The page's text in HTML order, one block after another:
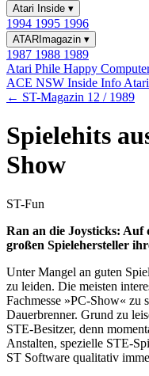
Atari Inside ▾
1994 1995 1996
ATARImagazin ▾
1987 1988 1989
Atari Phile Happy
ACE NSW Inside Info
← ST-Magazin 12 / 1989
Spielehits
Show
ST-Fun
Ran an die Joysticks: Auf
großen Spielehersteller
Unter Mangel an guten
zu leiden. Die meisten
Fachmesse »PC-Show« zu
Dauerbrenner. Grund zu
STE-Besitzer, denn
Anstalten, spezielle STE-
ST Software qualitativ